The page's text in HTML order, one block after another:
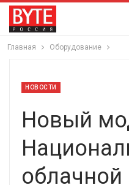
Главная Оборудование
НОВОСТИ
Новый